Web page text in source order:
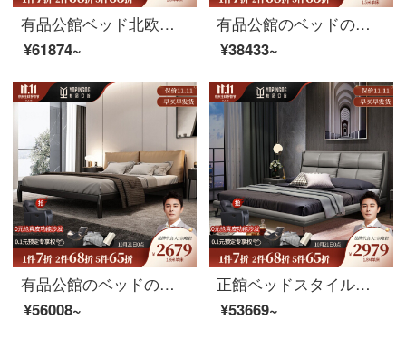
有品公館ベッド北欧真皮ベッド現代簡素化のメインベッド1.8メートルダブルベッド北欧軽奢結婚式ベッドのダブルベッド（ヘッドクラフト）シングルベッド+ラテックスマットレス+マットレス*2 1.8メートルサポートモデル
¥61874~
有品公館のベッドの意味式の軽い贅沢なベッドの北欧の近代的な簡約な主人の寝床ins風網の赤い1.8メートルの極簡単な2人用ベッドの高級な皮のベッド（頭の階の牛革）のシングルベッド+ベッドの頭台の1.5メートルの支えの金
¥38433~
有品公館のベッドの意味式はきわめて簡単です。北欧の軽い贅沢な真皮のダブルベッドの1.8メートルの主な寝台の軟包の結婚ベッド（頭の層の牛革）のシングルベッド+ラテックスのマットレス+マットレスの1.8メートルの高さの箱のタイプ
¥56008~
正館ベッドスタイルの真皮ベッドのメインベッドルームの近代的なシンプルなダブルベッド1.8メートルの柔らかいベッド（頭の層の牛皮）シングルベッド+ラテックスベッド+マットレス+マットレス+マットレス1.8メートルのフレームベッド
¥53669~